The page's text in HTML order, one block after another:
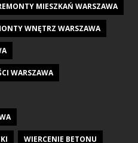
MIESZKAŃ WARSZAWA
WNĘTRZ WARSZAWA
WARSZAWA
WIERCENIE BETONU